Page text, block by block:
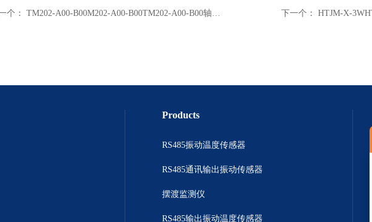
个： TM202-A00-B00M202-A00-B00TM202-A00-B00轴位移变送表 下一个： HTJM-X-
Products
RS485振动温度传感器
RS485通讯输出振动传感器
摆渡监测仪
RS485输出振动温度传感器